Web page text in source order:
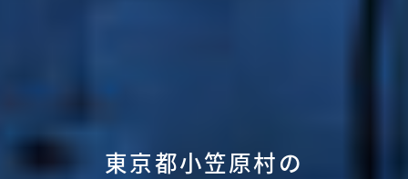
東京都小笠原村の